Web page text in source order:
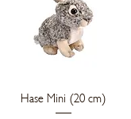
Hase Mini (20 cm)